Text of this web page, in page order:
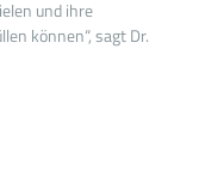
und ihre
können“, sagt Dr.